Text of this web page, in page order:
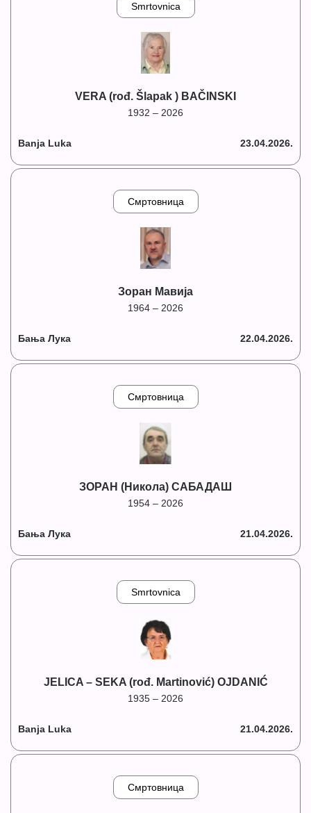
Smrtovnica
VERA (rođ. Šlapak ) BAČINSKI
1932 – 2026
Banja Luka 23.04.2026.
Смртовница
Зоран Мавија
1964 – 2026
Бања Лука 22.04.2026.
Смртовница
ЗОРАН (Никола) САБАДАШ
1954 – 2026
Бања Лука 21.04.2026.
Smrtovnica
JELICA – SEKA (rođ. Martinović) OJDANIĆ
1935 – 2026
Banja Luka 21.04.2026.
Смртовница